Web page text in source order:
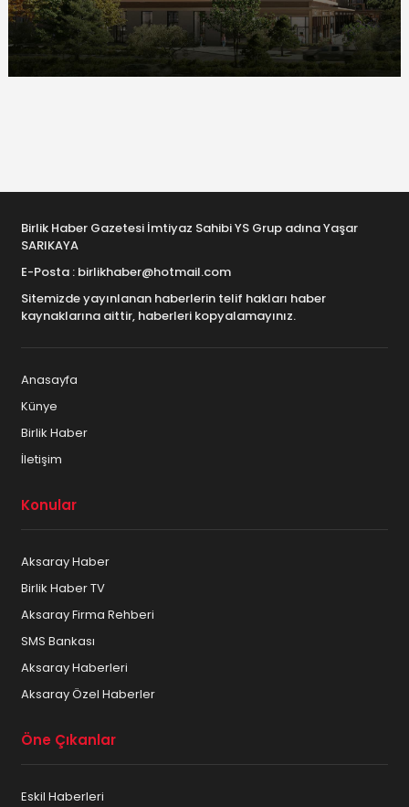
Birlik Haber Gazetesi İmtiyaz Sahibi YS Grup adına Yaşar
SARIKAYA
E-Posta : birlikhaber@hotmail.com
Sitemizde yayınlanan haberlerin telif hakları haber
kaynaklarına aittir, haberleri kopyalamayınız.
Anasayfa
Künye
Birlik Haber
İletişim
Konular
Aksaray Haber
Birlik Haber TV
Aksaray Firma Rehberi
SMS Bankası
Aksaray Haberleri
Aksaray Özel Haberler
Öne Çıkanlar
Eskil Haberleri